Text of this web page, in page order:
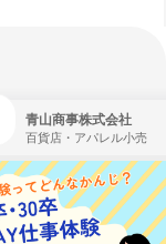
青山商事株式会社
百貨店・アパレル小売